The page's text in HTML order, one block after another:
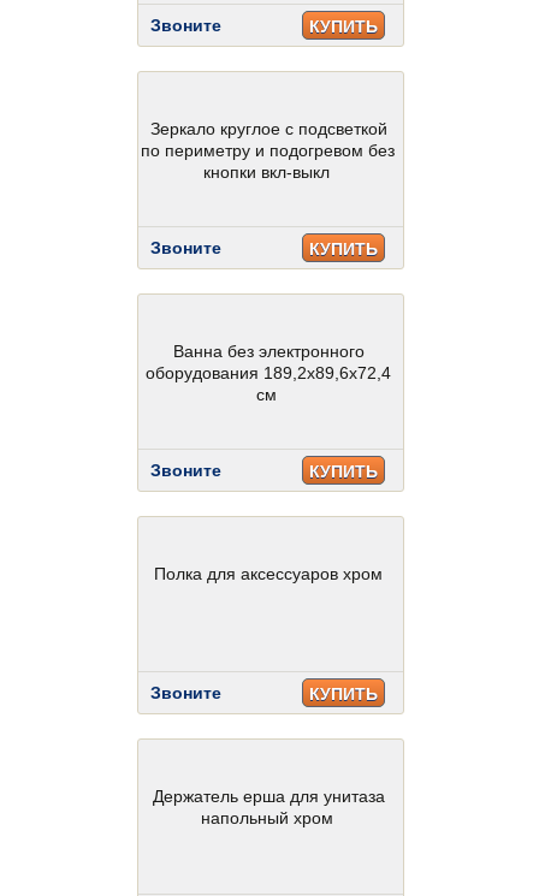
Звоните КУПИТЬ
Зеркало круглое с подсветкой
по периметру и подогревом без
кнопки вкл-выкл
Звоните КУПИТЬ
Ванна без электронного
оборудования 189,2x89,6x72,4
см
Звоните КУПИТЬ
Полка для аксессуаров хром
Звоните КУПИТЬ
Держатель ерша для унитаза
напольный хром